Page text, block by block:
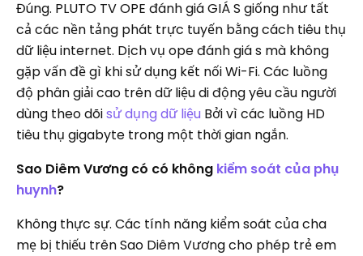
Đúng. PLUTO TV OPE đánh giá GIÁ S giống như tất
cả các nền tảng phát trực tuyến bằng cách tiêu thụ
dữ liệu internet. Dịch vụ ope đánh giá s mà không
gặp vấn đề gì khi sử dụng kết nối Wi-Fi. Các luồng
độ phân giải cao trên dữ liệu di động yêu cầu người
dùng theo dõisử dụng dữ liệu Bởi vì các luồng HD
tiêu thụ gigabyte trong một thời gian ngắn.
Sao Diêm Vương có có không kiểm soát của phụ
huynh?
Không thực sự. Các tính năng kiểm soát của cha
mẹ bị thiếu trên Sao Diêm Vương cho phép trẻ em